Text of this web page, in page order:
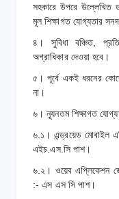
সহকারে উপরে উল্লেখিত
মূল শিক্ষাগত যোগ্যতার
৪। সুবিধা বঞ্চিত,
অগ্রাধিকার দেওয়া হবে।
৫। পূর্বে একই ধরনের
না।
৬। ন্যূনতম শিক্ষাগত
৬.১। এন্ড্রয়েড মোবাইল
এইচ.এস.সি পাশ।
৬.২। ওয়েব এপ্লিকেশন
:- এস এস সি পাশ।